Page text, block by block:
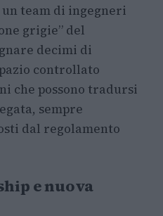
un team di ingegneri
grigie” del
decimi di
controllato
che possono tradursi
sempre
dal regolamento
e nuova